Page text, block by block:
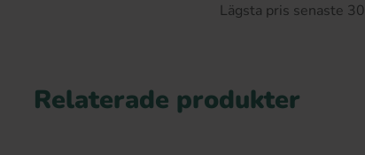
Lägsta pris senaste
Relaterade produkter